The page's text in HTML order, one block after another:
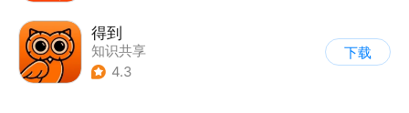
得到
知识共享
4.3
下载